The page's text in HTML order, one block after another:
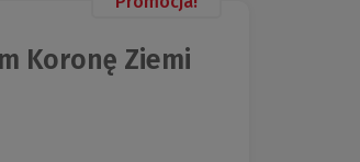
Koronę Ziemi